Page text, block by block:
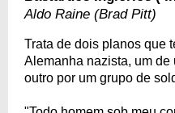
Aldo Raine (Brad Pitt)
Trata de dois planos que
Alemanha nazista, um
outro por um grupo de